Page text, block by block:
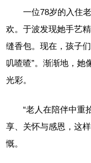
一位78岁的入住
欢。于波发现她手艺
缝香包。现在，孩子
叽喳喳”。渐渐地，她
光彩。
“老人在陪伴中重
享、关怀与感恩，这
慨。